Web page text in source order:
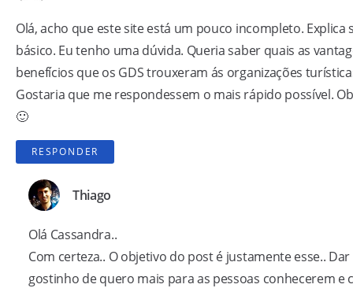
Olá, acho que este site está um pouco incompleto. Explica
básico. Eu tenho uma dúvida. Queria saber quais as
benefícios que os GDS trouxeram ás organizações
Gostaria que me respondessem o mais rápido possível.
🙂
RESPONDER
Thiago
Olá Cassandra..
Com certeza.. O objetivo do post é justamente esse..
gostinho de quero mais para as pessoas conhecerem e